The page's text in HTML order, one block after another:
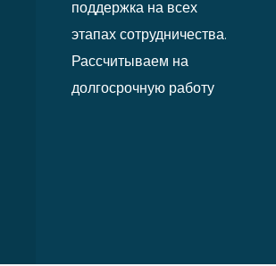
поддержка на всех
этапах сотрудничества.
Рассчитываем на
долгосрочную работу